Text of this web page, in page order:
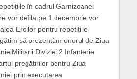
în cadrul Garnizoanei
vor defila pe 1 decembrie vor
Eroilor pentru repetițiile
să prezentăm onorul de Ziua
Diviziei 2 Infanterie
pregătirilor pentru Ziua
prin executarea